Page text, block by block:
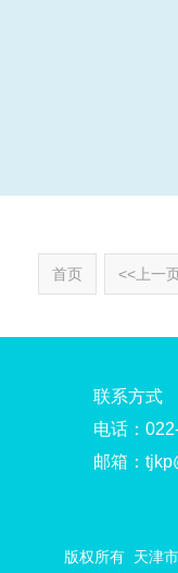
首页 <<上一
联系方式
电话：
邮箱：
版权所有 天津